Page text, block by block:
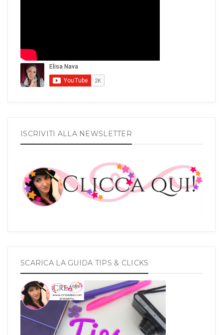
ISCRIVITI ALLA NEWSLETTER
SCARICA LA GUIDA TIPS & CLICKS